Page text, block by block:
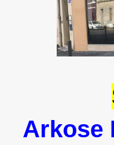
Arkose